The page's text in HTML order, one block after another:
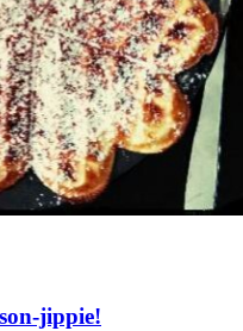
jippie!